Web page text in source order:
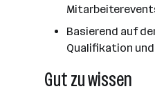
Basierend auf
Qualifikation
Gut zu wissen